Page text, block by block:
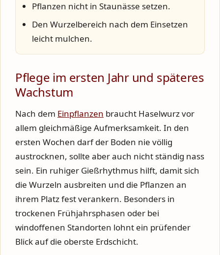
Pflanzen nicht in Staunässe setzen.
Den Wurzelbereich nach dem Einsetzen
leicht mulchen.
Pflege im ersten Jahr und späteres
Wachstum
Nach dem Einpflanzen braucht Haselwurz vor
allem gleichmäßige Aufmerksamkeit. In den
ersten Wochen darf der Boden nie völlig
austrocknen, sollte aber auch nicht ständig nass
sein. Ein ruhiger Gießrhythmus hilft, damit sich
die Wurzeln ausbreiten und die Pflanzen an
ihrem Platz fest verankern. Besonders in
trockenen Frühjahrsphasen oder bei
windoffenen Standorten lohnt ein prüfender
Blick auf die oberste Erdschicht.